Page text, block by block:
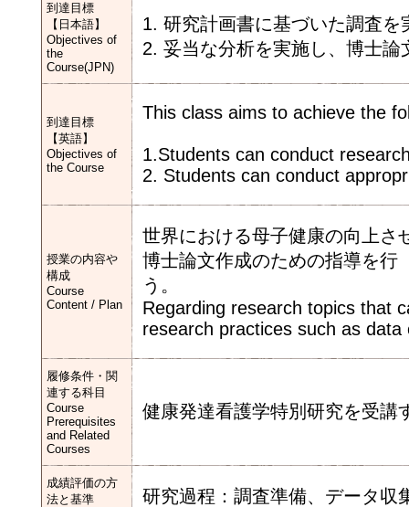
到達目標
【日本語】
Objectives of
the
Course(JPN)
1. 研究計画書に基づいた調査を
2. 妥当な分析を実施し、博士論
到達目標
【英語】
Objectives of
the Course
This class aims to achieve the
1.Students can conduct
2. Students can conduct
授業の内容や
構成
Course
Content / Plan
世界における母子健康の向上さ
博士論文作成のための指導を行
Regarding research topics that
research practices such as
履修条件・関
連する科目
Course
Prerequisites
and Related
Courses
健康発達看護学特別研究を受講
成績評価の方
法と基準
研究過程：調査準備、データ収